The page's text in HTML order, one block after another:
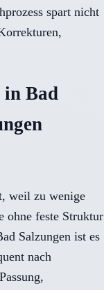
spart nicht
Bad
weil zu wenige
ohne feste Struktur
Salzungen ist es
nach